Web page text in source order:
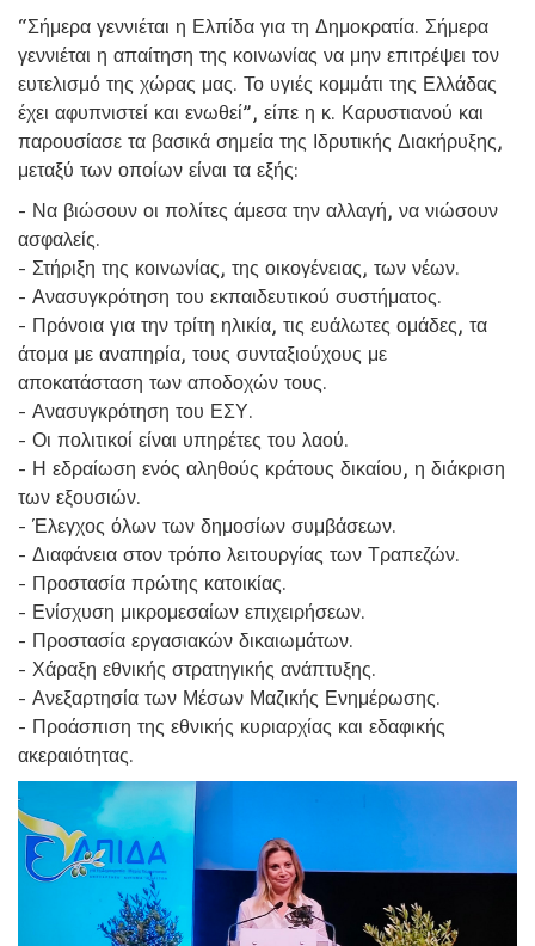
“Σήμερα γεννιέται η Ελπίδα για τη Δημοκρατία. Σήμερα
γεννιέται η απαίτηση της κοινωνίας να μην επιτρέψει τον
ευτελισμό της χώρας μας. Το υγιές κομμάτι της Ελλάδας
έχει αφυπνιστεί και ενωθεί”, είπε η κ. Καρυστιανού και
παρουσίασε τα βασικά σημεία της Ιδρυτικής Διακήρυξης,
μεταξύ των οποίων είναι τα εξής:
- Να βιώσουν οι πολίτες άμεσα την αλλαγή, να νιώσουν
ασφαλείς.
- Στήριξη της κοινωνίας, της οικογένειας, των νέων.
- Ανασυγκρότηση του εκπαιδευτικού συστήματος.
- Πρόνοια για την τρίτη ηλικία, τις ευάλωτες ομάδες, τα
άτομα με αναπηρία, τους συνταξιούχους με
αποκατάσταση των αποδοχών τους.
- Ανασυγκρότηση του ΕΣΥ.
- Οι πολιτικοί είναι υπηρέτες του λαού.
- Η εδραίωση ενός αληθούς κράτους δικαίου, η διάκριση
των εξουσιών.
- Έλεγχος όλων των δημοσίων συμβάσεων.
- Διαφάνεια στον τρόπο λειτουργίας των Τραπεζών.
- Προστασία πρώτης κατοικίας.
- Ενίσχυση μικρομεσαίων επιχειρήσεων.
- Προστασία εργασιακών δικαιωμάτων.
- Χάραξη εθνικής στρατηγικής ανάπτυξης.
- Ανεξαρτησία των Μέσων Μαζικής Ενημέρωσης.
- Προάσπιση της εθνικής κυριαρχίας και εδαφικής
ακεραιότητας.